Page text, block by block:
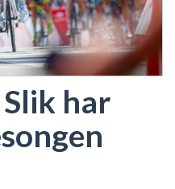
har